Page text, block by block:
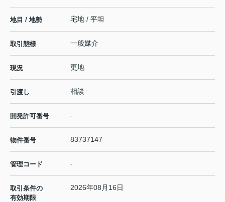
地目 / 地勢 宅地 / 平坦
取引態様 一般媒介
現況 更地
引渡し 相談
開発許可番号 -
物件番号 83737147
管理コード -
取引条件の
有効期限
2026年08月16日